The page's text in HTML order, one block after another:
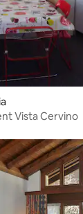
Vista Cervino